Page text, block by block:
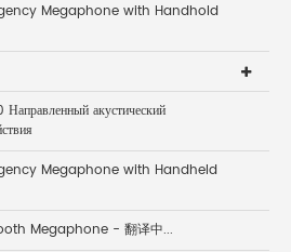
Megaphone with Handhold
акустический
Megaphone with Handheld
Megaphone - 翻译中...